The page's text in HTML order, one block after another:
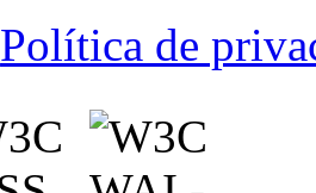
Política de